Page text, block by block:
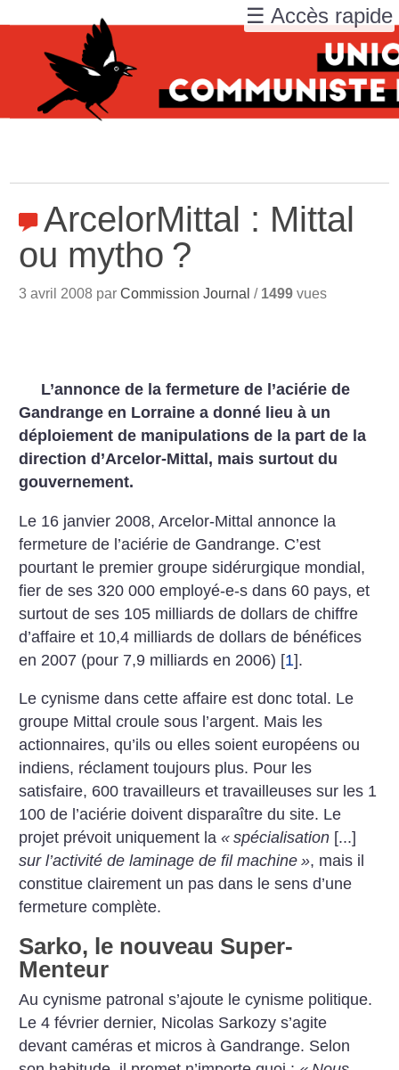
ArcelorMittal : Mittal
ou mytho ?
3 avril 2008 parCommission Journal / 1499 vues
L’annonce de la fermeture de l’aciérie de
Gandrange en Lorraine a donné lieu à un
déploiement de manipulations de la part de la
direction d’Arcelor-Mittal, mais surtout du
gouvernement.
Le 16 janvier 2008, Arcelor-Mittal annonce la
fermeture de l’aciérie de Gandrange. C’est
pourtant le premier groupe sidérurgique mondial,
fier de ses 320 000 employé-e-s dans 60 pays, et
surtout de ses 105 milliards de dollars de chiffre
d’affaire et 10,4 milliards de dollars de bénéfices
en 2007 (pour 7,9 milliards en 2006) [1].
Le cynisme dans cette affaire est donc total. Le
groupe Mittal croule sous l’argent. Mais les
actionnaires, qu’ils ou elles soient européens ou
indiens, réclament toujours plus. Pour les
satisfaire, 600 travailleurs et travailleuses sur les 1
100 de l’aciérie doivent disparaître du site. Le
projet prévoit uniquement la« spécialisation [...]
sur l’activité de laminage de fil machine », mais il
constitue clairement un pas dans le sens d’une
fermeture complète.
Sarko, le nouveau Super-
Menteur
Au cynisme patronal s’ajoute le cynisme politique.
Le 4 février dernier, Nicolas Sarkozy s’agite
devant caméras et micros à Gandrange. Selon
☰ Accès rapide